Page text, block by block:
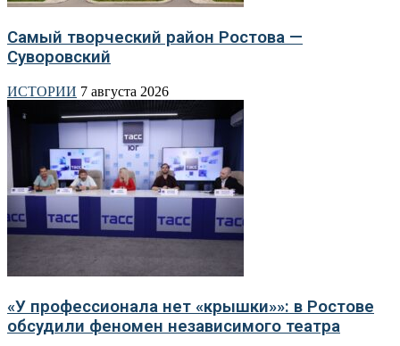
Самый творческий район Ростова —
Суворовский
ИСТОРИИ 7 августа 2026
«У профессионала нет «крышки»»: в Ростове
обсудили феномен независимого театра